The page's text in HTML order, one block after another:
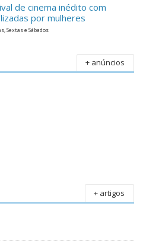
de cinema inédito com
por mulheres
Sextas e Sábados
+ anúncios
+ artigos